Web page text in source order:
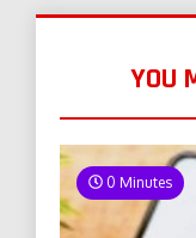
YOU
0 Minutes